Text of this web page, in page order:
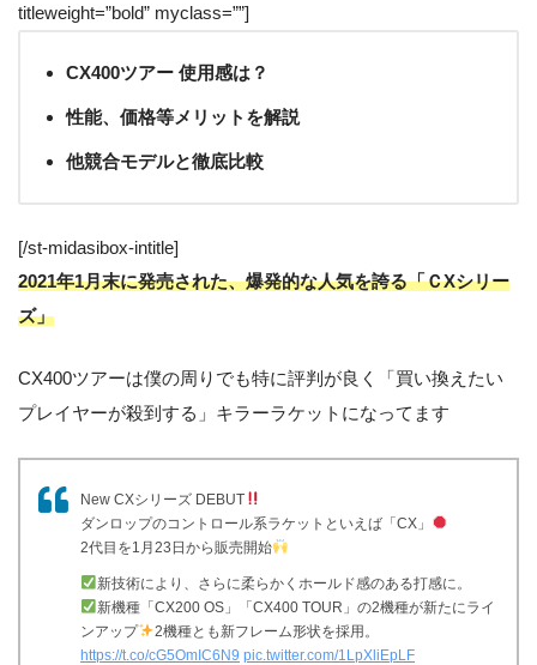
titleweight=”bold” myclass=””]
CX400ツアー 使用感は？
性能、価格等メリットを解説
他競合モデルと徹底比較
[/st-midasibox-intitle]
2021年1月末に発売された、爆発的な人気を誇る「ＣXシリー
ズ」
CX400ツアーは僕の周りでも特に評判が良く「買い換えたい
プレイヤーが殺到する」キラーラケットになってます
New CXシリーズ DEBUT
ダンロップのコントロール系ラケットといえば「CX」
2代目を1月23日から販売開始
新技術により、さらに柔らかくホールド感のある打感に。
新機種「CX200 OS」「CX400 TOUR」の2機種が新たにライ
ンアップ
2機種とも新フレーム形状を採用。
https://t.co/cG5OmIC6N9 pic.twitter.com/1LpXliEpLF